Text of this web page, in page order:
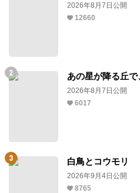
2026年8月7日公開
12660
あの星が降る丘で
2026年8月7日公開
6017
白鳥とコウモリ
2026年9月4日公開
8765